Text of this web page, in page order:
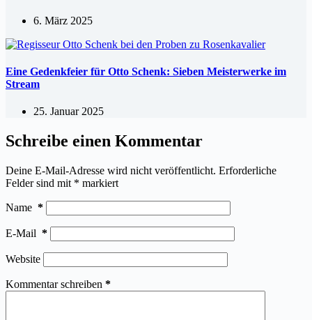
6. März 2025
Eine Gedenkfeier für Otto Schenk: Sieben Meisterwerke im
Stream
25. Januar 2025
Schreibe einen Kommentar
Deine E-Mail-Adresse wird nicht veröffentlicht. Erforderliche
Felder sind mit * markiert
Name *
E-Mail *
Website
Kommentar schreiben *